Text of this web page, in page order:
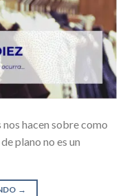
hacen sobre como
plano no es un
→